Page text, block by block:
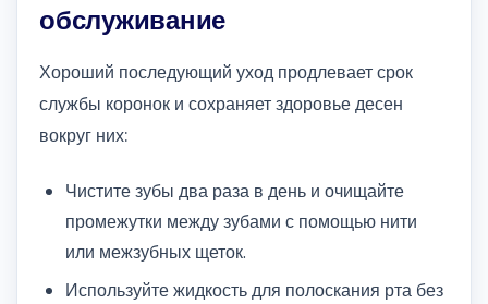
обслуживание
Хороший последующий уход продлевает срок
службы коронок и сохраняет здоровье десен
вокруг них:
Чистите зубы два раза в день и очищайте
промежутки между зубами с помощью нити
или межзубных щеток.
Используйте жидкость для полоскания рта без